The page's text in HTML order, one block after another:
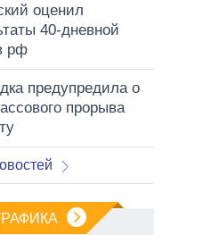
оценил
40-дневной
рф
предупредила о
прорыва